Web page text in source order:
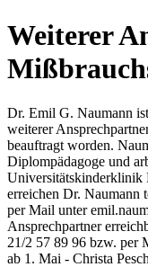
Weiterer
Dr. Emil G. Naumann
weiterer
beauftragt worden.
Diplompädagoge und
Universitätskinderklinik
erreichen Dr. Naumann
per Mail unter
Ansprechpartner
21/2 57 89 96 bzw. per
ab 1. Mai - Christa